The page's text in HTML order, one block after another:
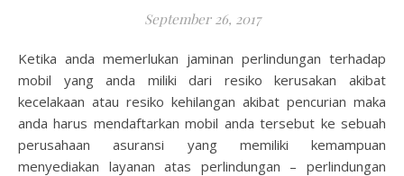
September 26, 2017
Ketika anda memerlukan jaminan perlindungan terhadap
mobil yang anda miliki dari resiko kerusakan akibat
kecelakaan atau resiko kehilangan akibat pencurian maka
anda harus mendaftarkan mobil anda tersebut ke sebuah
perusahaan asuransi yang memiliki kemampuan
menyediakan layanan atas perlindungan – perlindungan